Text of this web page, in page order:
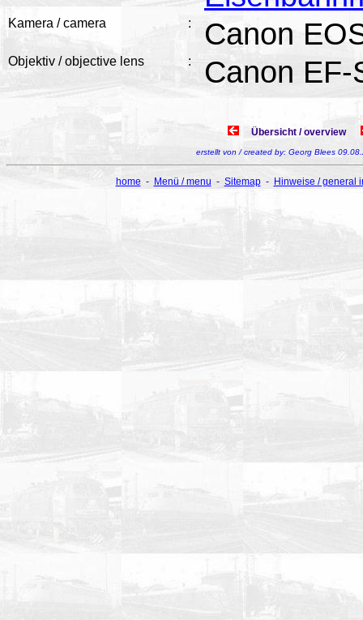
Kamera / camera : Canon
Objektiv / objective lens : Canon
Übersicht / overview
erstellt von / created by: Georg Blees
home- Menü / menu - Sitemap- Hinweise / general